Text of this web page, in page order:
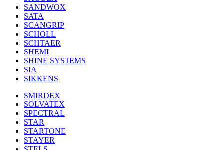
SANDWOX
SATA
SCANGRIP
SCHOLL
SCHTAER
SHEMI
SHINE SYSTEMS
SIA
SIKKENS
SMIRDEX
SOLVATEX
SPECTRAL
STAR
STARTONE
STAYER